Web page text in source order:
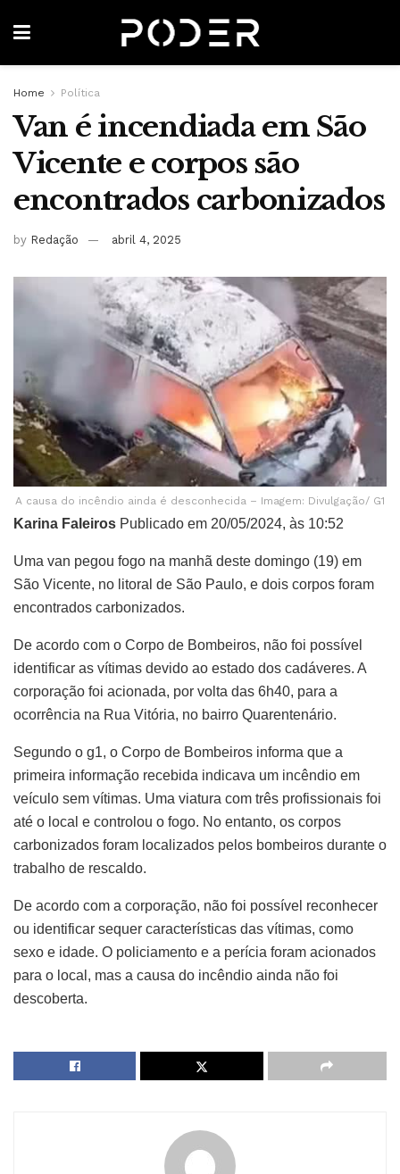
Home Política
Van é incendiada em São
Vicente e corpos são
encontrados carbonizados
by Redação abril 4, 2025
A causa do incêndio ainda é desconhecida – Imagem: Divulgação/ G1
Karina Faleiros Publicado em 20/05/2024, às 10:52
Uma van pegou fogo na manhã deste domingo (19) em
São Vicente, no litoral de São Paulo, e dois corpos foram
encontrados carbonizados.
De acordo com o Corpo de Bombeiros, não foi possível
identificar as vítimas devido ao estado dos cadáveres. A
corporação foi acionada, por volta das 6h40, para a
ocorrência na Rua Vitória, no bairro Quarentenário.
Segundo o g1, o Corpo de Bombeiros informa que a
primeira informação recebida indicava um incêndio em
veículo sem vítimas. Uma viatura com três profissionais foi
até o local e controlou o fogo. No entanto, os corpos
carbonizados foram localizados pelos bombeiros durante o
trabalho de rescaldo.
De acordo com a corporação, não foi possível reconhecer
ou identificar sequer características das vítimas, como
sexo e idade. O policiamento e a perícia foram acionados
para o local, mas a causa do incêndio ainda não foi
descoberta.